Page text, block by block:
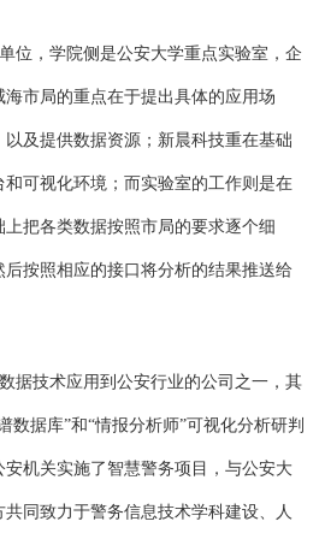
位，学院侧是公安大学重点实验室，企
市局的重点在于提出具体的应用场
及提供数据资源；新晨科技重在基础
可视化环境；而实验室的工作则是在
把各类数据按照市局的要求逐个细
按照相应的接口将分析的结果推送给
据技术应用到公安行业的公司之一，其
数据库”和“情报分析师”可视化分析研判
机关实施了智慧警务项目，与公安大
同致力于警务信息技术学科建设、人